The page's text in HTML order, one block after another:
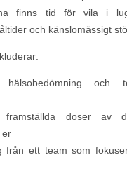
finns tid för vila i
och känslomässigt
hälsobedömning och
doser av
er
från ett team som